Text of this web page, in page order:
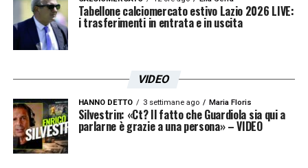
Tabellone calciomercato estivo Lazio 2026 LIVE:
i trasferimenti in entrata e in uscita
VIDEO
HANNO DETTO 3 settimane ago Maria Floris
Silvestrin: «Ct? Il fatto che Guardiola sia qui a
parlarne è grazie a una persona» – VIDEO